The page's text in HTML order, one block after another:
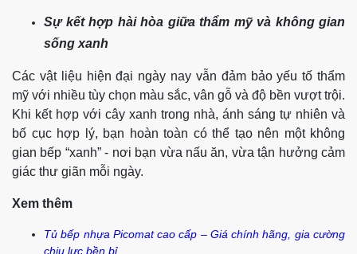
Sự kết hợp hài hòa giữa thẩm mỹ và không gian
sống xanh
Các vật liệu hiện đại ngày nay vẫn đảm bảo yếu tố thẩm
mỹ với nhiều tùy chọn màu sắc, vân gỗ và độ bền vượt trội.
Khi kết hợp với cây xanh trong nhà, ánh sáng tự nhiên và
bố cục hợp lý, bạn hoàn toàn có thể tạo nên một không
gian bếp “xanh” - nơi bạn vừa nấu ăn, vừa tận hưởng cảm
giác thư giãn mỗi ngày.
Xem thêm
Tủ bếp nhựa Picomat cao cấp – Giá chính hãng, gia cường
chịu lực bền bỉ